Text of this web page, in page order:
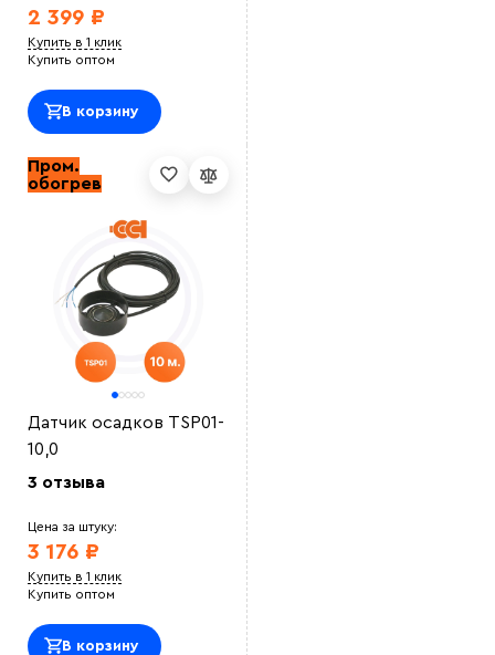
2 399 ₽
Купить в 1 клик
Купить оптом
В корзину
Пром.
обогрев
Датчик осадков TSP01-
10,0
3 отзыва
Цена за штуку:
3 176 ₽
Купить в 1 клик
Купить оптом
В корзину